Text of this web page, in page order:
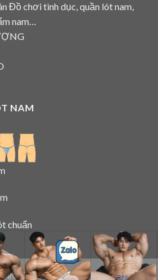
Đồ chơi tình dục, quần lót nam,
nam…
NAM
chuẩn
2015 - 2025